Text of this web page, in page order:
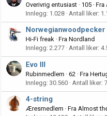
Overivrig entusiast · 105 · Fra
Innlegg 1.028 Antall liker
Norwegianwoodpecker
Hi-Fi freak · Fra Nordland
Innlegg 2.277 Antall liker
Evo III
Rubinmedlem · 62 · Fra
Innlegg 30.560 Antall liker
4-string
Æresmedlem · Fra Almost